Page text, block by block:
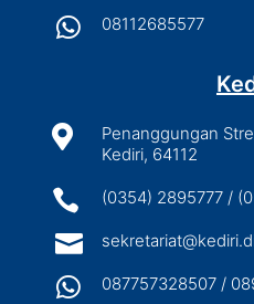
 08112685577

Penanggungan
Kediri, 64112
 (0354) 2895777 /

 087757328507 /